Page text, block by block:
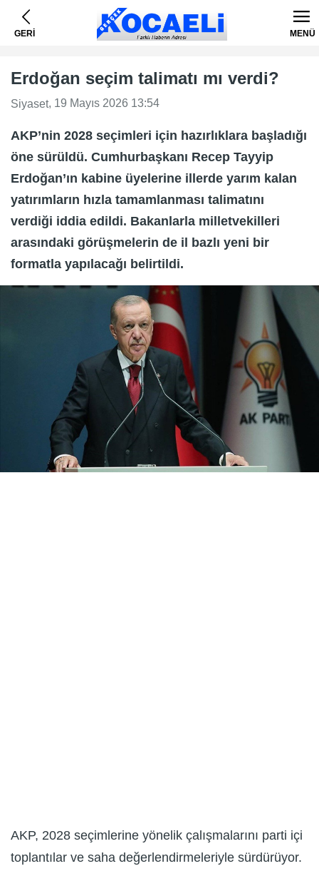
GERİ MENÜ
Erdoğan seçim talimatı mı verdi?
Siyaset, 19 Mayıs 2026 13:54
AKP’nin 2028 seçimleri için hazırlıklara başladığı
öne sürüldü. Cumhurbaşkanı Recep Tayyip
Erdoğan’ın kabine üyelerine illerde yarım kalan
yatırımların hızla tamamlanması talimatını
verdiği iddia edildi. Bakanlarla milletvekilleri
arasındaki görüşmelerin de il bazlı yeni bir
formatla yapılacağı belirtildi.
AKP, 2028 seçimlerine yönelik çalışmalarını parti içi
toplantılar ve saha değerlendirmeleriyle sürdürüyor.